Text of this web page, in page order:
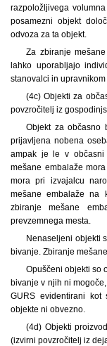
razpoložljivega
posamezni objekt
odvoza za ta objekt.
Za zbiranje
lahko uporabljajo
stanovalci in
(4c) Objekti za
povzročitelj iz
Objekt za občasno
prijavljena nobena
ampak je le v občasni
mešane embalaže
mora pri izvajalcu
mešane embalaže na
zbiranje mešane
prevzemnega mesta.
Nenaseljeni objekti
bivanje. Zbiranje
Opuščeni objekti so
bivanje v njih ni
GURS evidentirani kot
objekte ni obvezno.
(4d) Objekti
(izvirni povzročitelj iz